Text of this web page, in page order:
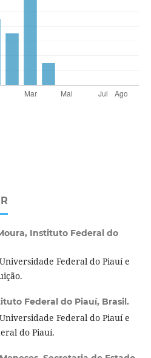
Instituto Federal do
Federal do Piauí e
Federal do Piauí, Brasil.
Federal do Piauí e
do Piauí.